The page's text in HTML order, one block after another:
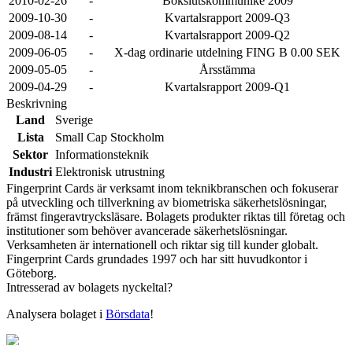
2009-10-30
-
Kvartalsrapport 2009-Q3
2009-08-14
-
Kvartalsrapport 2009-Q2
2009-06-05
-
X-dag ordinarie utdelning FING B 0.00 SEK
2009-05-05
-
Årsstämma
2009-04-29
-
Kvartalsrapport 2009-Q1
Beskrivning
Land
Sverige
Lista
Small Cap Stockholm
Sektor Informationsteknik
Industri Elektronisk utrustning
Fingerprint Cards är verksamt inom teknikbranschen och fokuserar
på utveckling och tillverkning av biometriska säkerhetslösningar,
främst fingeravtrycksläsare. Bolagets produkter riktas till företag och
institutioner som behöver avancerade säkerhetslösningar.
Verksamheten är internationell och riktar sig till kunder globalt.
Fingerprint Cards grundades 1997 och har sitt huvudkontor i
Göteborg.
Intresserad av bolagets nyckeltal?
Analysera bolaget i Börsdata!